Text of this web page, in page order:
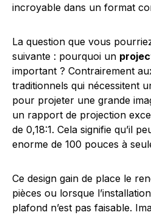
incroyable dans un format
La question que vous
suivante : pourquoi un
important ? Contrairement
traditionnels qui nécessitent
pour projeter une grande
un rapport de projection
de 0,18:1. Cela signifie qu’il
enorme de 100 pouces à
Ce design gain de place le
pièces ou lorsque
plafond n’est pas faisable.